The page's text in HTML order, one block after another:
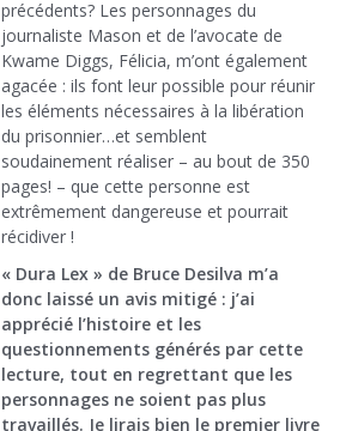
précédents? Les personnages du
journaliste Mason et de l’avocate de
Kwame Diggs, Félicia, m’ont également
agacée : ils font leur possible pour réunir
les éléments nécessaires à la libération
du prisonnier…et semblent
soudainement réaliser – au bout de 350
pages! – que cette personne est
extrêmement dangereuse et pourrait
récidiver !
« Dura Lex » de Bruce Desilva m’a
donc laissé un avis mitigé : j’ai
apprécié l’histoire et les
questionnements générés par cette
lecture, tout en regrettant que les
personnages ne soient pas plus
travaillés. Je lirais bien le premier livre